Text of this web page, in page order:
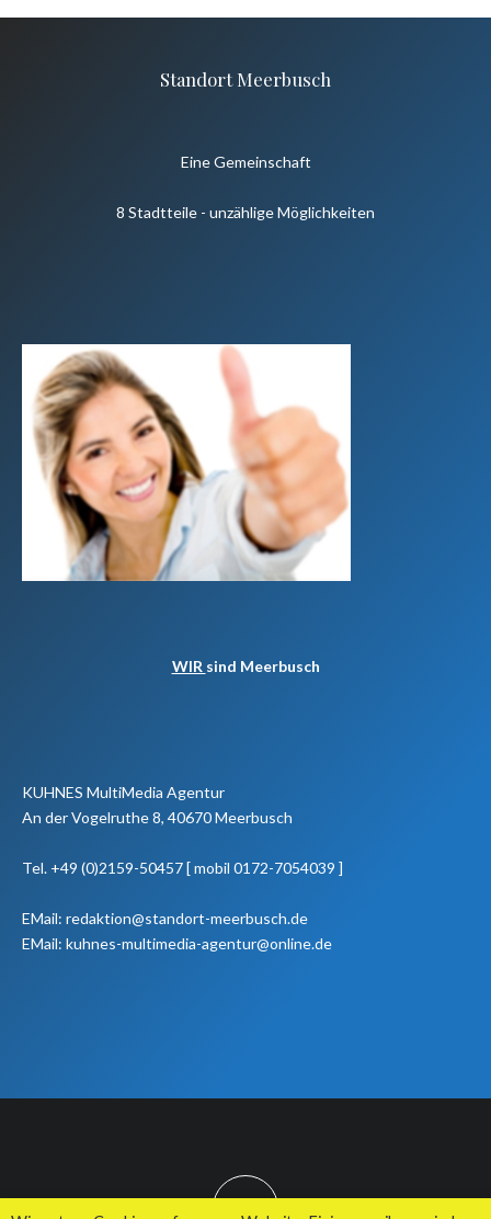
Standort Meerbusch
Eine Gemeinschaft
8 Stadtteile - unzählige Möglichkeiten
WIR sind Meerbusch
KUHNES MultiMedia Agentur
An der Vogelruthe 8, 40670 Meerbusch
Tel. +49 (0)2159-50457 [ mobil 0172-7054039 ]
EMail: redaktion@standort-meerbusch.de
EMail: kuhnes-multimedia-agentur@online.de
TOP